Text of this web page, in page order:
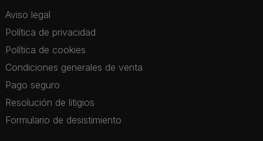
Aviso legal
Política de privacidad
Política de cookies
Condiciones generales de venta
Pago seguro
Resolución de litigios
Formulario de desistimiento